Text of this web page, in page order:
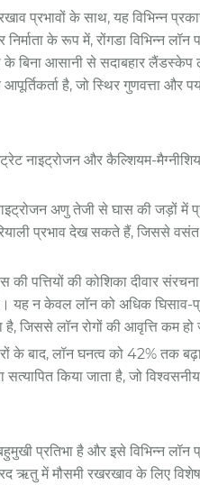
प्रभावों के साथ, यह विभिन्न
के रूप में, रोंगडा विभिन्न
के बिना आसानी से सदाबहार
है, जो स्थिर गुणवत्ता और
नाइट्रोजन और कैल्शियम-
अणु तेजी से घास की जड़ों
प्रभाव देख सकते हैं, जिससे
पत्तियों की कोशिका दीवार
न केवल लॉन को अधिक घिसाव-
है, जिससे लॉन रोगों की आवृत्ति कम हो
के बाद, लॉन घनत्व को 42% तक
सत्यापित किया जाता है, जो
प्रतिभा है और इसे विभिन्न
ऋतु में मौसमी रखरखाव के लिए